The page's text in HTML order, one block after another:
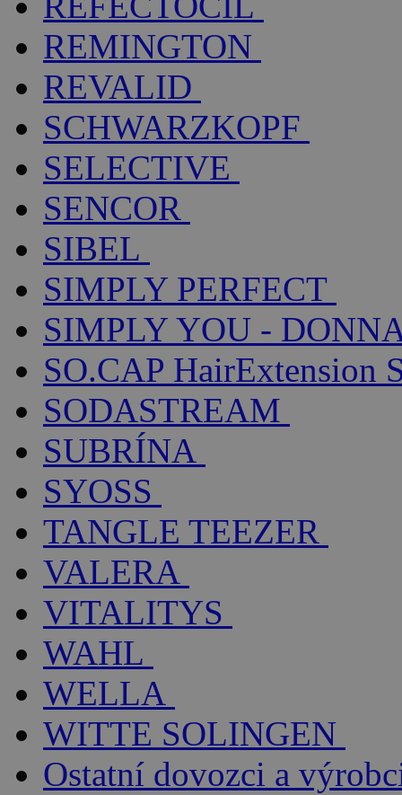
REMINGTON
REVALID
SCHWARZKOPF
SELECTIVE
SENCOR
SIBEL
SIMPLY PERFECT
SIMPLY YOU -
SO.CAP HairExtension
SODASTREAM
SUBRÍNA
SYOSS
TANGLE TEEZER
VALERA
VITALITYS
WAHL
WELLA
WITTE SOLINGEN
Ostatní dovozci a